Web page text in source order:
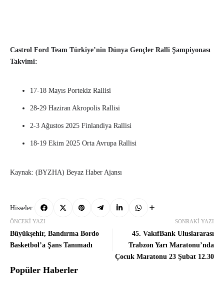
Castrol Ford Team Türkiye’nin Dünya Gençler Ralli Şampiyonası
Takvimi:
17-18 Mayıs Portekiz Rallisi
28-29 Haziran Akropolis Rallisi
2-3 Ağustos 2025 Finlandiya Rallisi
18-19 Ekim 2025 Orta Avrupa Rallisi
Kaynak: (BYZHA) Beyaz Haber Ajansı
Hisseler:
ÖNCEKI YAZI
Büyükşehir, Bandırma Bordo
Basketbol’a Şans Tanımadı
SONRAKI YAZI
45. VakıfBank Uluslararası
Trabzon Yarı Maratonu’nda
Çocuk Maratonu 23 Şubat 12.30
Popüler Haberler